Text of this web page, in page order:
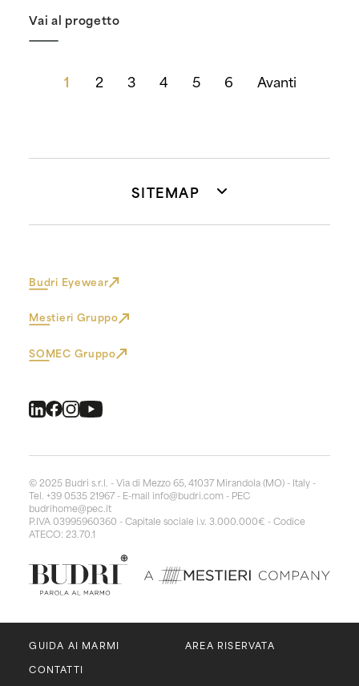
Vai al progetto
1 2 3 4 5 6 Avanti
SITEMAP
Budri Eyewear
Mestieri Gruppo
SOMEC Gruppo
© 2025 Budri s.r.l. - Via di Mezzo 65, 41037 Mirandola (MO) - Italy -
Tel. +39 0535 21967 - E-mail info@budri.com - PEC
budrihome@pec.it
P.IVA 03995960360 - Capitale sociale i.v. 3.000.000€ - Codice
ATECO: 23.70.1
GUIDA AI MARMI
AREA RISERVATA
CONTATTI